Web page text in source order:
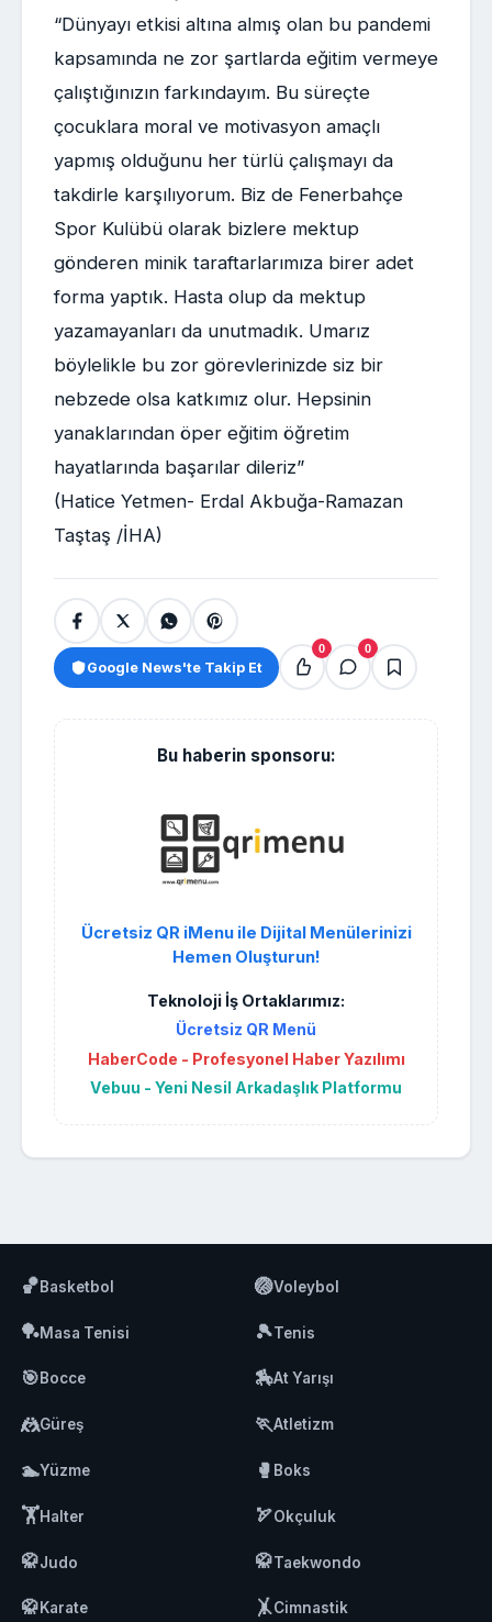
“Dünyayı etkisi altına almış olan bu pandemi
kapsamında ne zor şartlarda eğitim vermeye
çalıştığınızın farkındayım. Bu süreçte
çocuklara moral ve motivasyon amaçlı
yapmış olduğunu her türlü çalışmayı da
takdirle karşılıyorum. Biz de Fenerbahçe
Spor Kulübü olarak bizlere mektup
gönderen minik taraftarlarımıza birer adet
forma yaptık. Hasta olup da mektup
yazamayanları da unutmadık. Umarız
böylelikle bu zor görevlerinizde siz bir
nebzede olsa katkımız olur. Hepsinin
yanaklarından öper eğitim öğretim
hayatlarında başarılar dileriz”
(Hatice Yetmen- Erdal Akbuğa-Ramazan
Taştaş /İHA)
Google News'te Takip Et
0 0
Bu haberin sponsoru:
Ücretsiz QR iMenu ile Dijital Menülerinizi
Hemen Oluşturun!
Teknoloji İş Ortaklarımız:
Ücretsiz QR Menü
HaberCode - Profesyonel Haber Yazılımı
Vebuu - Yeni Nesil Arkadaşlık Platformu
🏀Basketbol 🏐Voleybol
🏓Masa Tenisi 🎾Tenis
🎯Bocce 🏇At Yarışı
🤼Güreş 🏃Atletizm
🏊Yüzme 🥊 Boks
🏋️Halter 🏹Okçuluk
🥋Judo 🥋Taekwondo
🥋Karate 🤸Cimnastik